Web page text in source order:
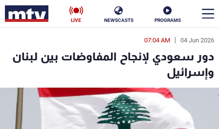
PROGRAMS
NEWSCASTS
LIVE
04 Jun 2026
07:04 AM
دور سعودي لإنجاح المفاوضات بين لبنان
وإسرائيل
en
الأخبار
سياسة ناس
إقتصاد فن